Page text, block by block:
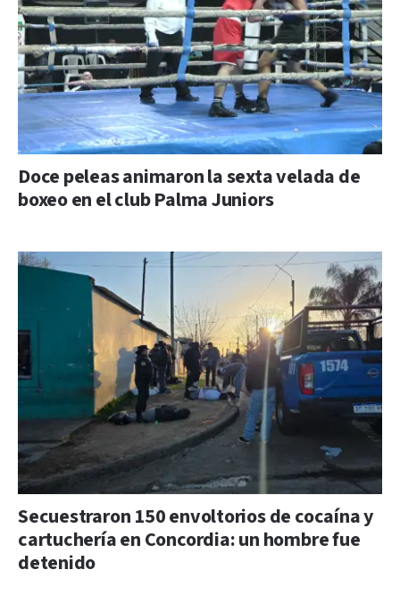
Doce peleas animaron la sexta velada de
boxeo en el club Palma Juniors
Secuestraron 150 envoltorios de cocaína y
cartuchería en Concordia: un hombre fue
detenido